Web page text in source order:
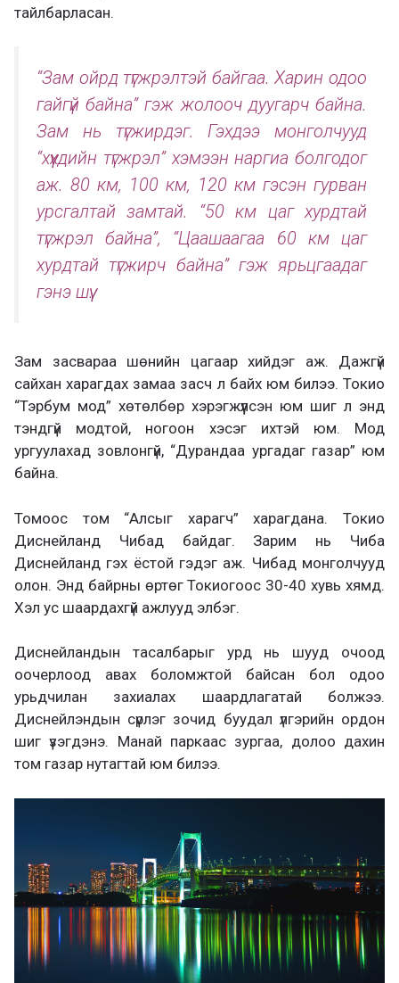
тайлбарласан.
“Зам ойрд түгжрэлтэй байгаа. Харин одоо
гайгүй байна” гэж жолооч дуугарч байна.
Зам нь түгжирдэг. Гэхдээ монголчууд
“хүүхдийн түгжрэл” хэмээн наргиа болгодог
аж. 80 км, 100 км, 120 км гэсэн гурван
урсгалтай замтай. “50 км цаг хурдтай
түгжрэл байна”, “Цаашаагаа 60 км цаг
хурдтай түгжирч байна” гэж ярьцгаадаг
гэнэ шүү.
Зам засвараа шөнийн цагаар хийдэг аж. Дажгүй
сайхан харагдах замаа засч л байх юм билээ. Токио
“Тэрбум мод” хөтөлбөр хэрэгжүүлсэн юм шиг л энд
тэндгүй модтой, ногоон хэсэг ихтэй юм. Мод
ургуулахад зовлонгүй, “Дурандаа ургадаг газар” юм
байна.
Томоос том “Алсыг харагч” харагдана. Токио
Диснейланд Чибад байдаг. Зарим нь Чиба
Диснейланд гэх ёстой гэдэг аж. Чибад монголчууд
олон. Энд байрны өртөг Токиогоос 30-40 хувь хямд.
Хэл ус шаардахгүй ажлууд элбэг.
Диснейландын тасалбарыг урд нь шууд очоод
оочерлоод авах боломжтой байсан бол одоо
урьдчилан захиалах шаардлагатай болжээ.
Диснейлэндын сүрлэг зочид буудал үлгэрийн ордон
шиг үзэгдэнэ. Манай паркаас зургаа, долоо дахин
том газар нутагтай юм билээ.